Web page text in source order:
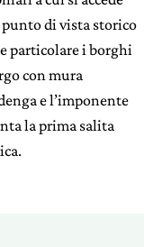
di vista storico
particolare i borghi
con mura
e l’imponente
la prima salita